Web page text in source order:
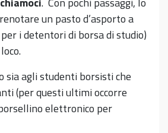
un pasto d’asporto a
i detentori di borsa di studio)
sia agli studenti borsisti che
(per questi ultimi occorre
elettronico per